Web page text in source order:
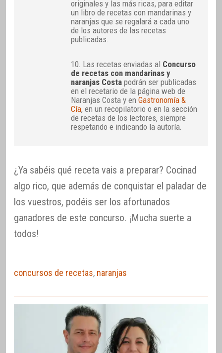
originales y las más ricas, para editar
un libro de recetas con mandarinas y
naranjas que se regalará a cada uno
de los autores de las recetas
publicadas.
10. Las recetas enviadas al Concurso
de recetas con mandarinas y
naranjas Costa podrán ser publicadas
en el recetario de la página web de
Naranjas Costa y enGastronomía &
Cía, en un recopilatorio o en la sección
de recetas de los lectores, siempre
respetando e indicando la autoría.
¿Ya sabéis qué receta vais a preparar? Cocinad
algo rico, que además de conquistar el paladar de
los vuestros, podéis ser los afortunados
ganadores de este concurso. ¡Mucha suerte a
todos!
concursos de recetas, naranjas